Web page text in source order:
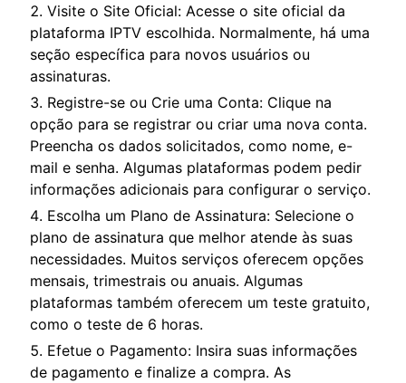
Visite o Site Oficial: Acesse o site oficial da
plataforma IPTV escolhida. Normalmente, há uma
seção específica para novos usuários ou
assinaturas.
Registre-se ou Crie uma Conta: Clique na
opção para se registrar ou criar uma nova conta.
Preencha os dados solicitados, como nome, e-
mail e senha. Algumas plataformas podem pedir
informações adicionais para configurar o serviço.
Escolha um Plano de Assinatura: Selecione o
plano de assinatura que melhor atende às suas
necessidades. Muitos serviços oferecem opções
mensais, trimestrais ou anuais. Algumas
plataformas também oferecem um teste gratuito,
como o teste de 6 horas.
Efetue o Pagamento: Insira suas informações
de pagamento e finalize a compra. As